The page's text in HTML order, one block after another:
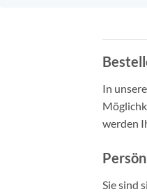
In
werden
Sie sind